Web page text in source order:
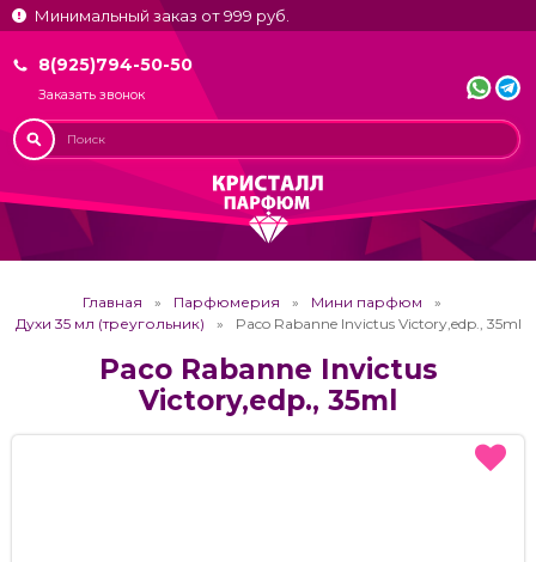
Минимальный заказ от 999 руб.
8(925)794-50-50
Заказать звонок
Главная Парфюмерия
Мини парфюм
Духи 35 мл (треугольник)
Paco Rabanne Invictus Victory,edp., 35ml
Paco Rabanne Invictus
Victory,edp., 35ml